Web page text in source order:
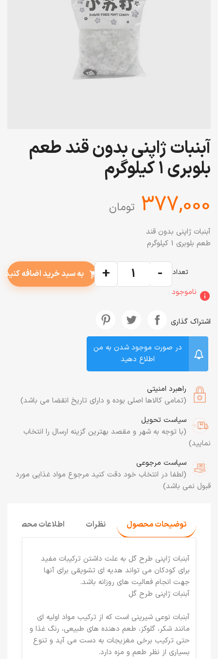
آبنبات ژاپنی بدون قند طعم
بلوبری 1 کیلوگرم
‎377,000 تومان
آبنبات ژاپنی بدون قند
طعم بلوبری 1 کیلوگرم
تعداد -
+
shopping_cart به سبد خرید اضافه کنید
info ناموجود
اشتراک گذاری
در صورت موجود شدن به من
اطلاع دهید
راهبرد امنیتی
(تمامی کالاها اصلی بوده و دارای تاریخ انقضا می باشد)
سیاست تحویل
(با توجه به شهر و مقصد بهترین گزینه ارسال را انتخاب
نمایید)
سیاست مرجوعی
(لطفا در انتخاب خود دقت کنید مرجوع مواد غذایی مورد
قبول نمی باشد)
توضیحات محصول نظرات اطلاعات محصول
آبنبات ژاپنی طرح گل به علت داشتن ترکیبات مفید
برای کودکان می تواند هدیه ای تشویقی برای آنها
جهت انجام فعالیت های روزانه باشد.
آبنبات ژاپنی طرح گل
آبنبات نوعی شیرینی است که از ترکیب مواد اولیه ای
مانند شکر، گلوکز، طعم دهنده های طبیعی، رنگ غذا و
حتی ترکیب برخی مغزیجات به دست می آید و تنوع
بسیاری از نظر طعم و مزه دارد.